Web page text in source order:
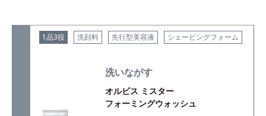
1品3役 洗顔料 先行型美容液 シェービングフォーム
洗いながす
オルビス ミスター
フォーミングウォッシュ